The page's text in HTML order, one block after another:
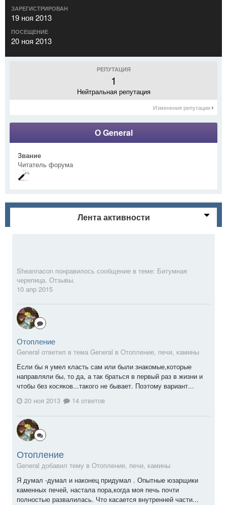
ЗАРЕГИСТРИРОВАН
19 ноя 2013
ПОСЕЩЕНИЕ
20 ноя 2013
РЕПУТАЦИЯ
1
Нейтральная репутация
Изменения репутации
О General
Звание
Читатель форума
Лента активности
Sheannacon понравилось сообщение в теме: Битумная
черепица. Отзывы.
10 апр 2015
Отопление
General ответил в тема General в Отопление, печи, камины
Если бы я умел класть сам или были знакомые,которые
направляли бы, то да, а так браться в первый раз в жизни и
чтобы без косяков...такого не бывает. Поэтому вариант...
20 ноя 2013
14 ответов
Отопление
General добавил тему в Отопление, печи, камины
Я думал -думал и наконец придумал . Опытные юзарщики
каменных печей, настала пора,когда моя печь почти
полностью развалилась. Что касается внутренней части...